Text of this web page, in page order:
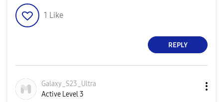
1 Like
REPLY
Galaxy_S23_Ultra
Active Level 3